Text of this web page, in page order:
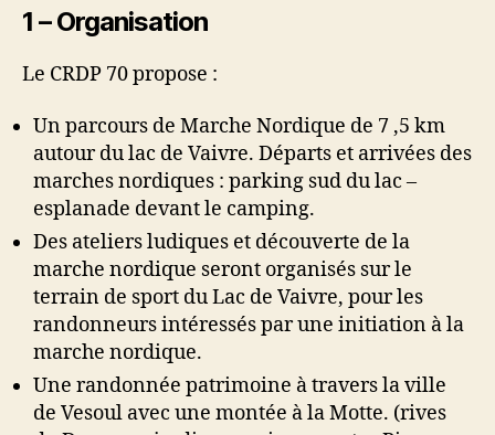
1 – Organisation
Le CRDP 70 propose :
Un parcours de Marche Nordique de 7 ,5 km
autour du lac de Vaivre. Départs et arrivées des
marches nordiques : parking sud du lac –
esplanade devant le camping.
Des ateliers ludiques et découverte de la
marche nordique seront organisés sur le
terrain de sport du Lac de Vaivre, pour les
randonneurs intéressés par une initiation à la
marche nordique.
Une randonnée patrimoine à travers la ville
de Vesoul avec une montée à la Motte. (rives